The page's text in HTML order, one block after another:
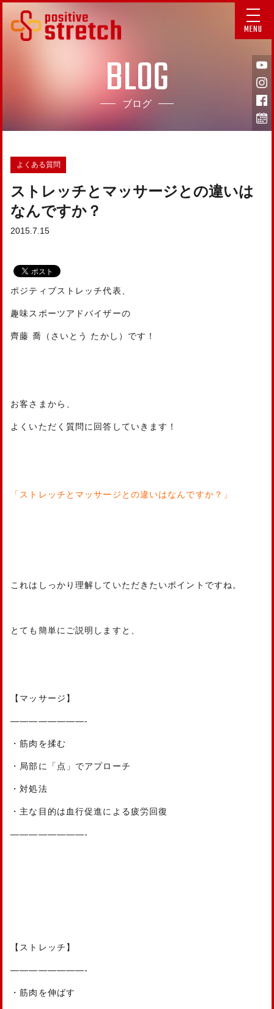
MENU
BLOG
ブログ
よくある質問
ストレッチとマッサージとの違いは
なんですか？
2015.7.15
ポジティブストレッチ代表、
趣味スポーツアドバイザーの
齊藤 喬（さいとう たかし）です！
お客さまから、
よくいただく質問に回答していきます！
「ストレッチとマッサージとの違いはなんですか？」
これはしっかり理解していただきたいポイントですね。
とても簡単にご説明しますと、
【マッサージ】
————————-
・筋肉を揉む
・局部に「点」でアプローチ
・対処法
・主な目的は血行促進による疲労回復
————————-
【ストレッチ】
————————-
・筋肉を伸ばす